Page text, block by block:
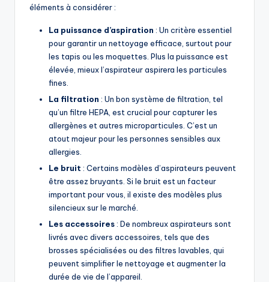
éléments à considérer :
La puissance d’aspiration : Un critère essentiel
pour garantir un nettoyage efficace, surtout pour
les tapis ou les moquettes. Plus la puissance est
élevée, mieux l’aspirateur aspirera les particules
fines.
La filtration : Un bon système de filtration, tel
qu’un filtre HEPA, est crucial pour capturer les
allergènes et autres microparticules. C’est un
atout majeur pour les personnes sensibles aux
allergies.
Le bruit : Certains modèles d’aspirateurs peuvent
être assez bruyants. Si le bruit est un facteur
important pour vous, il existe des modèles plus
silencieux sur le marché.
Les accessoires : De nombreux aspirateurs sont
livrés avec divers accessoires, tels que des
brosses spécialisées ou des filtres lavables, qui
peuvent simplifier le nettoyage et augmenter la
durée de vie de l’appareil.